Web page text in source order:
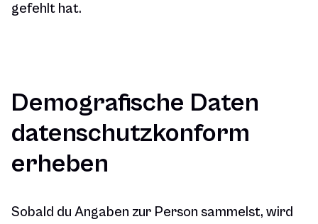
gefehlt hat.
Demografische Daten
datenschutzkonform
erheben
Sobald du Angaben zur Person sammelst, wird